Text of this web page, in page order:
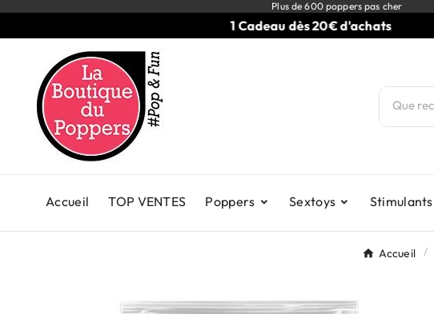
Plus de 600 poppers pas cher
1 Cadeau dès 20€ d'achats
Accueil TOP VENTES Poppers Sextoys Stimulants
Accueil